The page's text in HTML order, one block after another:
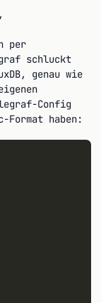
per
schluckt
genau wie
Config
haben: